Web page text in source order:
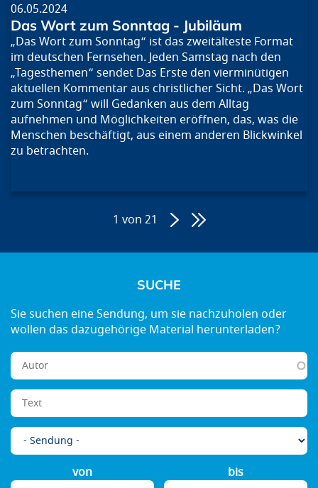
06.05.2024
Das Wort zum Sonntag - Jubiläum
„Das Wort zum Sonntag“ ist das zweitälteste Format
im deutschen Fernsehen. Jeden Samstag nach den
„Tagesthemen“ sendet Das Erste den vierminütigen
aktuellen Kommentar aus christlicher Sicht. „Das Wort
zum Sonntag“ will Gedanken aus dem Alltag
aufnehmen und Möglichkeiten eröffnen, das, was die
Menschen beschäftigt, aus einem anderen Blickwinkel
zu betrachten.
1 von 21
SUCHE
von bis